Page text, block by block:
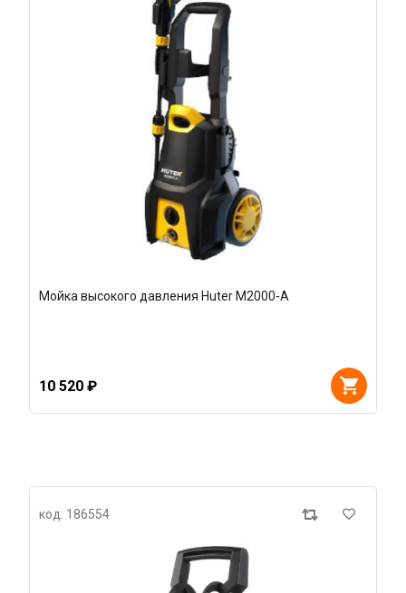
Мойка высокого давления Huter M2000-A
10 520 ₽
код: 186554